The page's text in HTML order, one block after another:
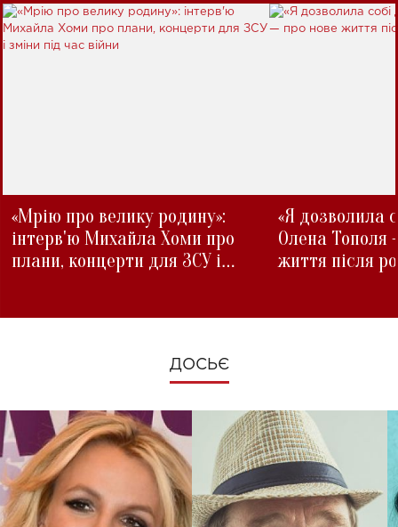
«Мрію про велику родину»:
інтерв'ю Михайла Хоми про
плани, концерти для ЗСУ і
«Я дозволила
Олена Тополя
життя після
ДОСЬЄ